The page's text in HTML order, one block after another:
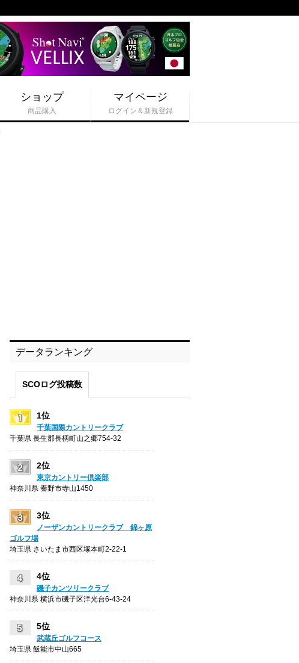
ショップ
商品購入
マイページ
ログイン＆新規登録
データランキング
SCOログ投稿数
1位
千葉国際カントリークラブ
千葉県 長生郡長柄町山之郷754-32
2位
東京カントリー倶楽部
神奈川県 秦野市寺山1450
3位
ノーザンカントリークラブ 錦ヶ原
ゴルフ場
埼玉県 さいたま市西区塚本町2-22-1
4位
磯子カンツリークラブ
神奈川県 横浜市磯子区洋光台6-43-24
5位
武蔵丘ゴルフコース
埼玉県 飯能市中山665